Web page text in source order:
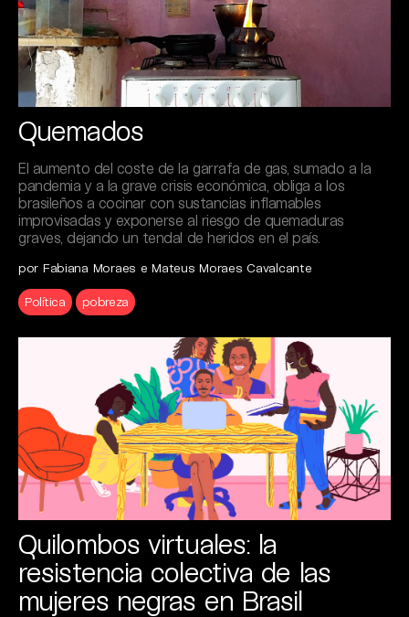
Quemados
El aumento del coste de la garrafa de gas, sumado a la
pandemia y a la grave crisis económica, obliga a los
brasileños a cocinar con sustancias inflamables
improvisadas y exponerse al riesgo de quemaduras
graves, dejando un tendal de heridos en el país.
por Fabiana Moraes e Mateus Moraes Cavalcante
Política pobreza
Quilombos virtuales: la
resistencia colectiva de las
mujeres negras en Brasil